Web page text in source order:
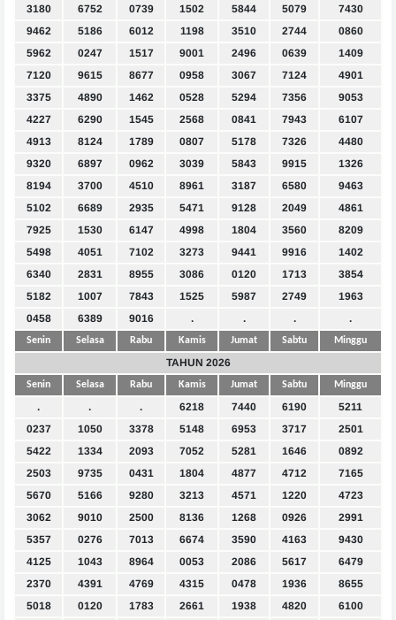
3180
6752 0739 1502 5844 5079
7430
9462
5186 6012 1198 3510 2744
0860
5962
0247 1517 9001 2496 0639
1409
7120
9615 8677 0958 3067 7124
4901
3375
4890 1462 0528 5294 7356
9053
4227
6290 1545 2568 0841 7943
6107
4913
8124 1789 0807 5178 7326
4480
9320
6897 0962 3039 5843 9915
1326
8194
3700 4510 8961 3187 6580
9463
5102
6689 2935 5471 9128 2049
4861
7925
1530 6147 4998 1804 3560
8209
5498
4051 7102 3273 9441 9916
1402
6340
2831 8955 3086 0120 1713
3854
5182
1007 7843 1525 5987 2749
1963
0458
6389 9016 . . . .
Senin Selasa Rabu Kamis Jumat Sabtu Minggu
TAHUN 2026
Senin Selasa Rabu Kamis Jumat Sabtu Minggu
. . . 6218 7440 6190
5211
0237
1050 3378 5148 6953 3717
2501
5422
1334 2093 7052 5281 1646
0892
2503
9735 0431 1804 4877 4712
7165
5670
5166 9280 3213 4571 1220
4723
3062
9010 2500 8136 1268 0926
2991
5357
0276 7013 6674 3590 4163
9430
4125
1043 8964 0053 2086 5617
6479
2370
4391 4769 4315 0478 1936
8655
5018
0120 1783 2661 1938 4820
6100